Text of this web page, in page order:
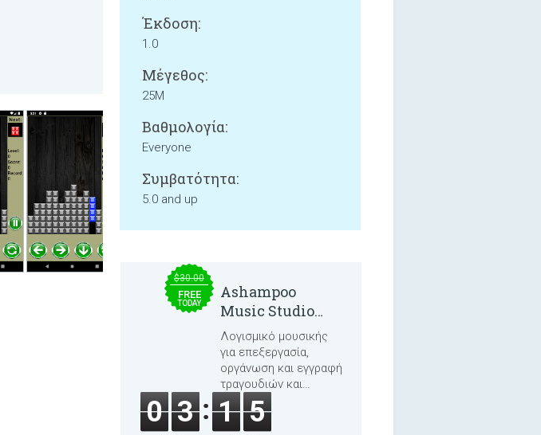
Έκδοση:
1.0
Μέγεθος:
25M
Βαθμολογία:
Everyone
Συμβατότητα:
5.0 and up
$30.00
FREE
TODAY
Ashampoo
Music Studio
2025
Λογισμικό μουσικής
για επεξεργασία,
οργάνωση και εγγραφή
τραγουδιών και
ηχητικών βιβλίων.
0 3 1 5